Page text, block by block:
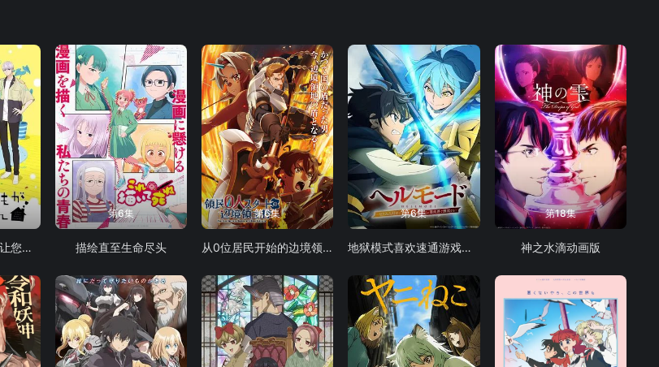
我家的弟弟们真是让您费心了
第6集
描绘直至生命尽头
第6集
从0位居民开始的边境领主大人
第6集
地狱模式喜欢速通游戏的玩家在废设定异世界无双 第二季
第18集
神之水滴动画版